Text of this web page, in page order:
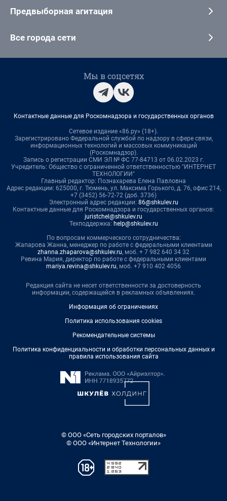
Предвыборная агитация
Все города сети
Мы в соцсетях
Контактные данные для Роскомнадзора и государственных органов
Сетевое издание «86.ру» (18+).
Зарегистрировано Федеральной службой по надзору в сфере связи,
информационных технологий и массовых коммуникаций
(Роскомнадзор).
Запись о регистрации СМИ ЭЛ № ФС 77-84713 от 06.02.2023 г.
Учредитель: Общество с ограниченной ответственностью "ИНТЕРНЕТ
ТЕХНОЛОГИИ"
Главный редактор: Познахарева Елена Павловна
Адрес редакции: 625000, г. Тюмень, ул. Максима Горького, д. 76, офис 214,
+7 (3452) 56-72-72 (доб. 3736)
Электронный адрес редакции: 86@shkulev.ru
Контактные данные для Роскомнадзора и государственных органов:
juristchel@shkulev.ru
Техподдержка: help@shkulev.ru
По вопросам коммерческого сотрудничества:
Жапарова Жанна, менеджер по работе с федеральными клиентами
zhanna.zhaparova@shkulev.ru, моб. + 7 982 640 34 32
Ревина Мария, директор по работе с федеральными клиентами
mariya.revina@shkulev.ru, моб. +7 910 402 4056
Редакция сайта не несет ответственности за достоверность
информации, содержащейся в рекламных объявлениях.
Информация об ограничениях
Политика использования cookies
Рекомендательные системы
Политика конфиденциальности и обработки персональных данных и
правила использования сайта
© ООО «Сеть городских порталов»
© ООО «Интернет Технологии»